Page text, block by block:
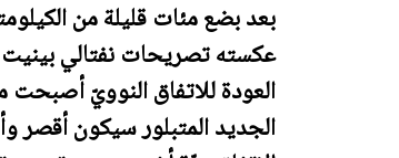
بعد بضع مئات قليلة من
عكسته تصريحات نفتالي
العودة للاتفاق النوويّ أصبحت
الجديد المتبلور سيكون أقصر